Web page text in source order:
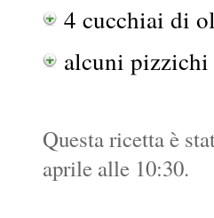
4 cucchiai di
alcuni pizzichi
Questa ricetta è
aprile alle 10:30.